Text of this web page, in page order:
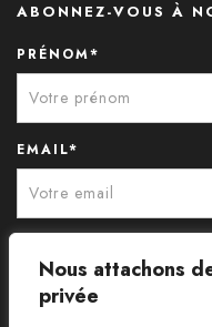
Nous attachons
privée
ABONNEZ-VOUS À
PRÉNOM*
EMAIL*